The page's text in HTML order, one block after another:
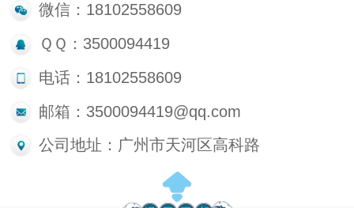
微信：18102558609
ＱＱ：3500094419
电话：18102558609
邮箱：3500094419@qq.com
公司地址：广州市天河区高科路